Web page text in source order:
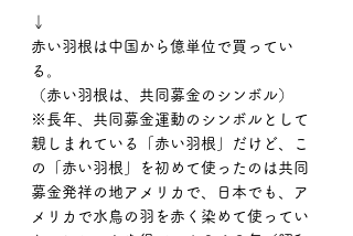
↓
赤い羽根は中国から億単位で買ってい
る。
（赤い羽根は、共同募金のシンボル）
※長年、共同募金運動のシンボルとして
親しまれている「赤い羽根」だけど、こ
の「赤い羽根」を初めて使ったのは共同
募金発祥の地アメリカで、日本でも、ア
メリカで水鳥の羽を赤く染めて使ってい